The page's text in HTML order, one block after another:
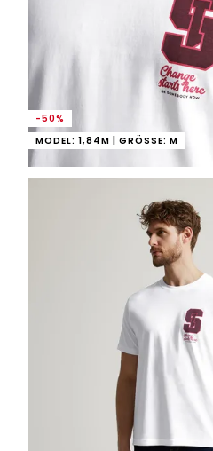
-50%
MODEL: 1,84M | GRÖSSE: M